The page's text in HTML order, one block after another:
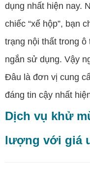
dụng nhất hiện nay.
chiếc “xế hộp”, bạn
trạng nội thất trong
ngắn sử dụng. Vậy
Đâu là đơn vị cung
đáng tin cậy nhất
Dịch vụ khử
lượng với giá